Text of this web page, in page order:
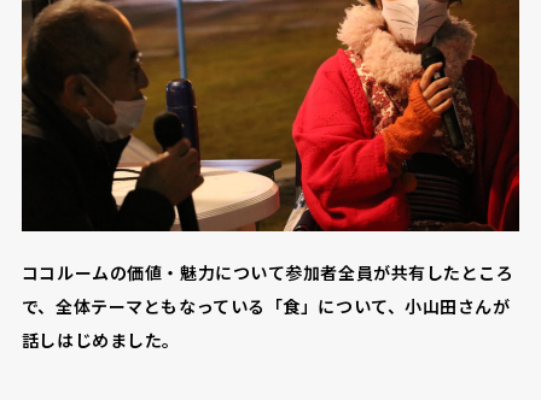
ココルームの価値・魅力について参加者全員が共有したところ
で、全体テーマともなっている「食」について、小山田さんが
話しはじめました。